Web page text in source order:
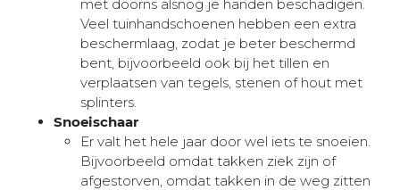
met doorns alsnog je handen beschadigen.
Veel tuinhandschoenen hebben een extra
beschermlaag, zodat je beter beschermd
bent, bijvoorbeeld ook bij het tillen en
verplaatsen van tegels, stenen of hout met
splinters.
Snoeischaar
Er valt het hele jaar door wel iets te snoeien.
Bijvoorbeeld omdat takken ziek zijn of
afgestorven, omdat takken in de weg zitten